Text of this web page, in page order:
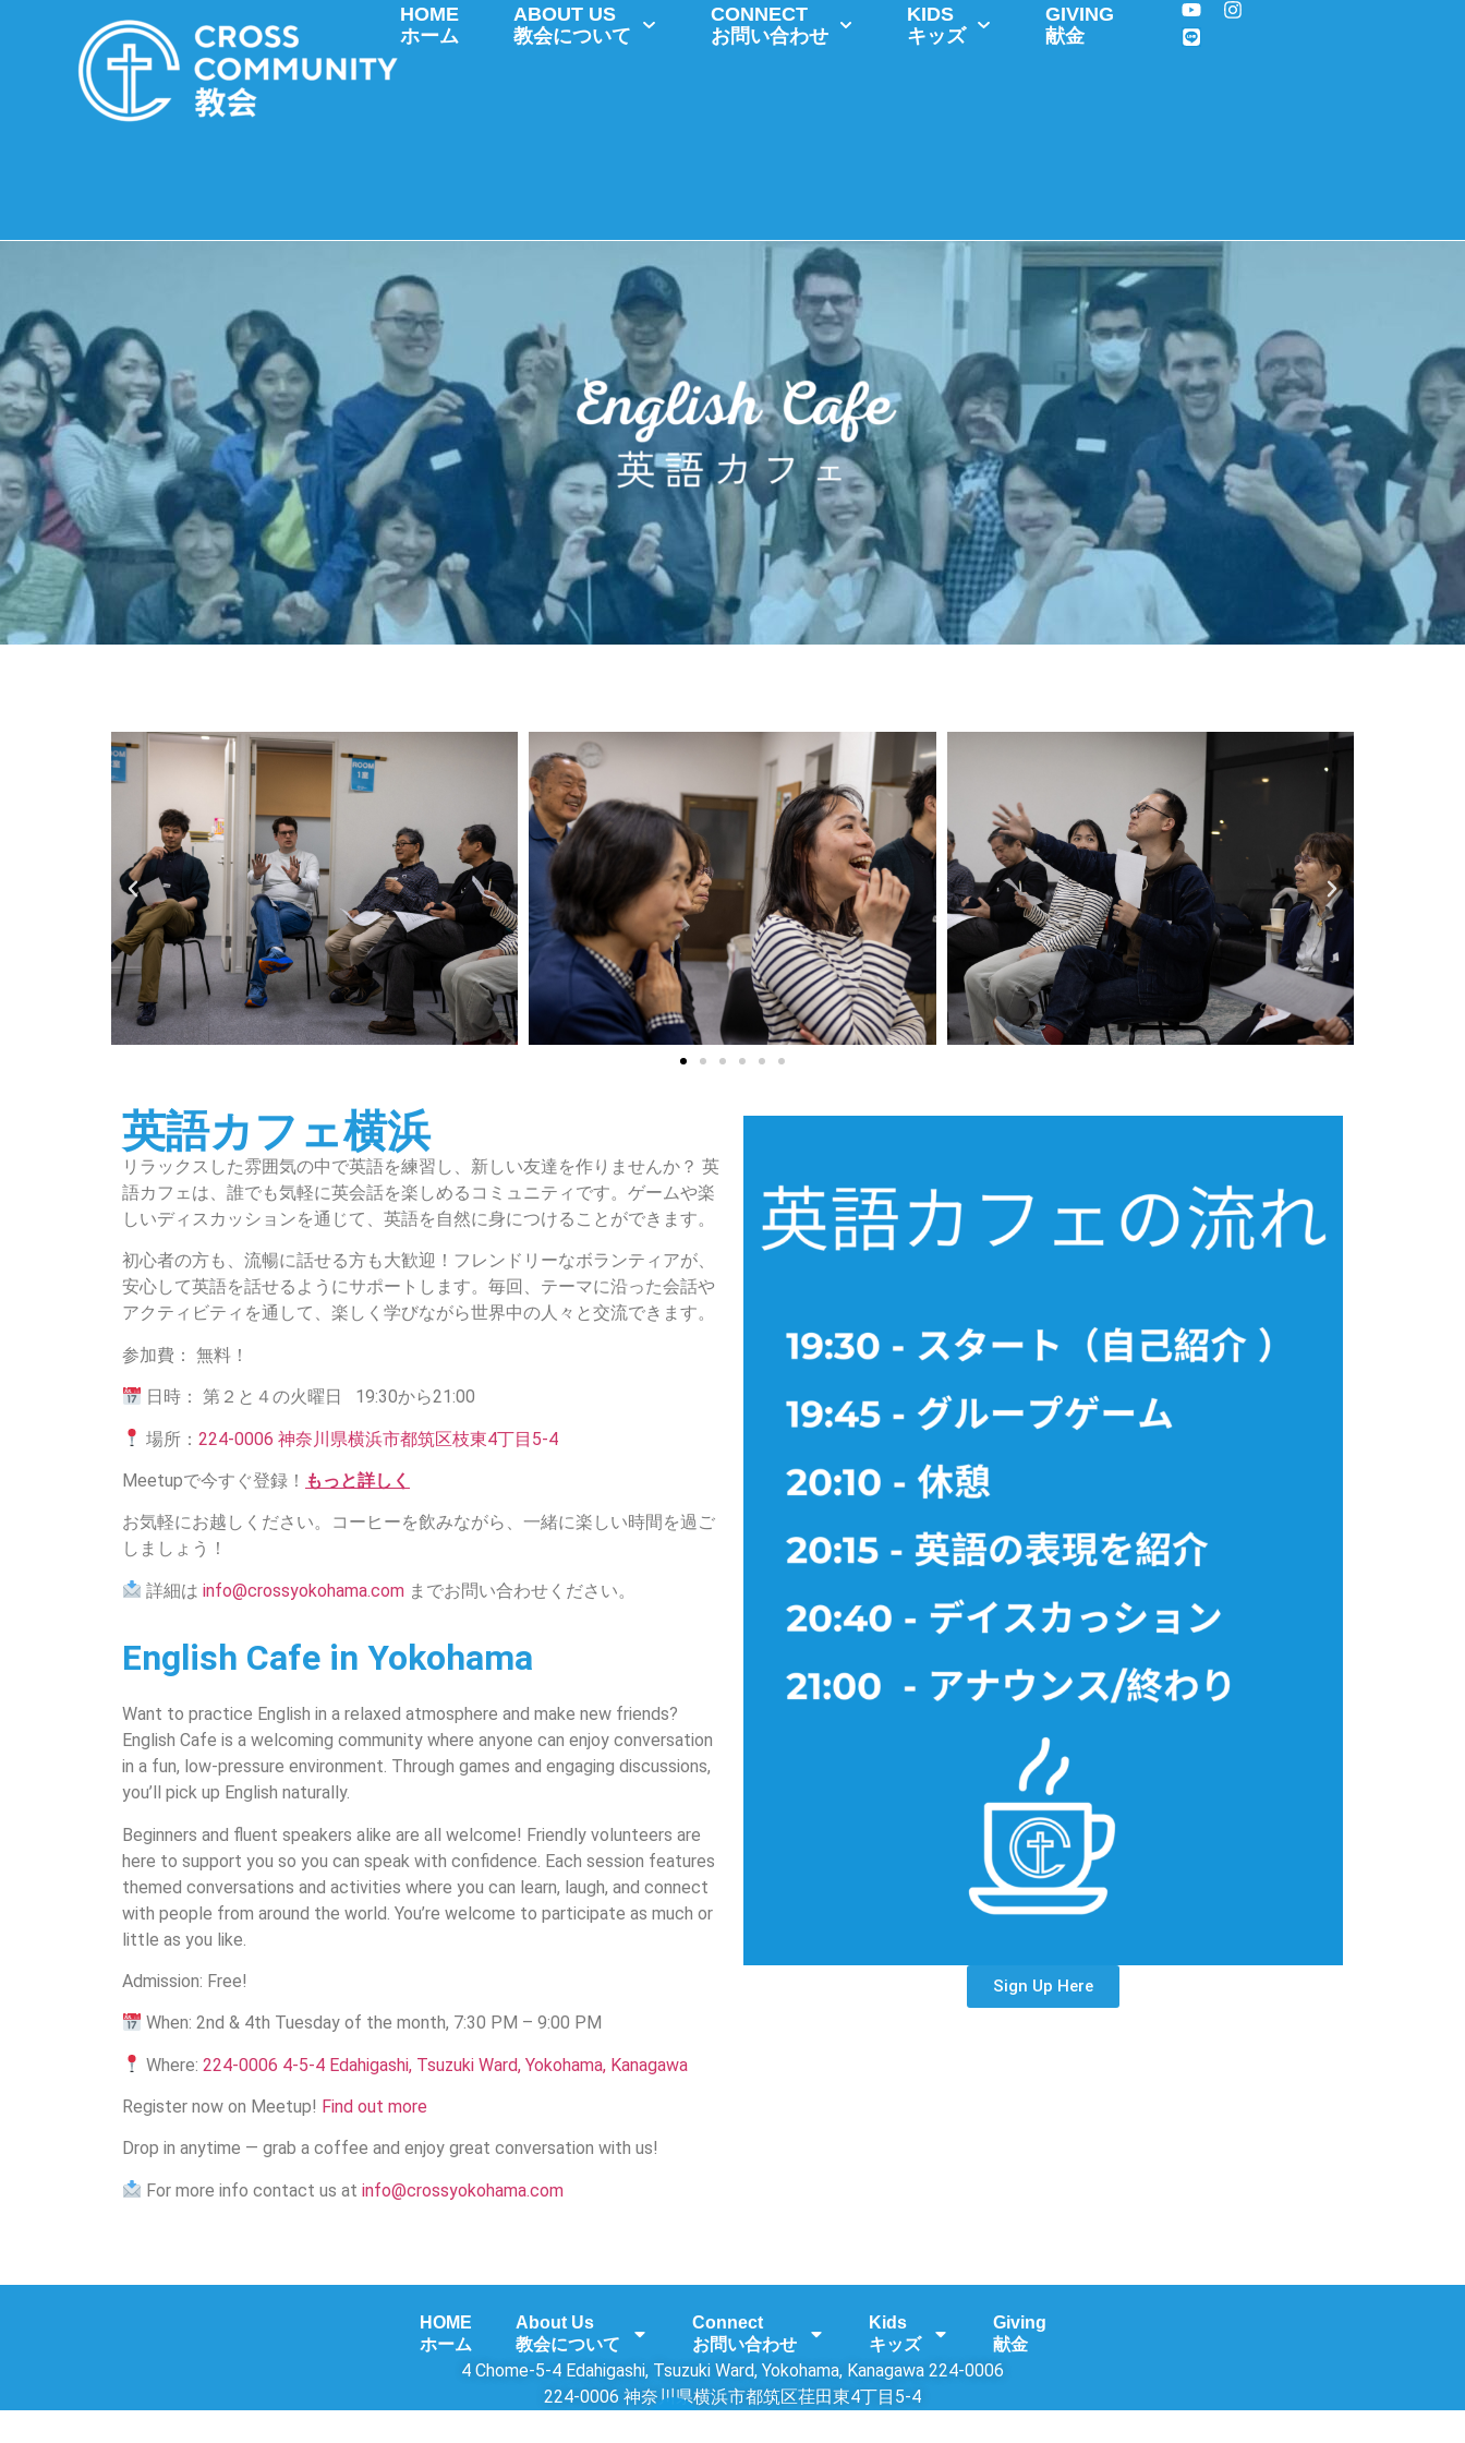
HOME
ホーム
ABOUT US
教会について
CONNECT
お問い合わせ
KIDS
キッズ
GIVING
献金
英語カフェ横浜
リラックスした雰囲気の中で英語を練習し、新しい友達を作りませんか？ 英
語カフェは、誰でも気軽に英会話を楽しめるコミュニティです。ゲームや楽
しいディスカッションを通じて、英語を自然に身につけることができます。
初心者の方も、流暢に話せる方も大歓迎！フレンドリーなボランティアが、
安心して英語を話せるようにサポートします。毎回、テーマに沿った会話や
アクティビティを通して、楽しく学びながら世界中の人々と交流できます。
参加費： 無料！
日時： 第２と４の火曜日 19:30から21:00
場所：224-0006 神奈川県横浜市都筑区枝東4丁目5-4
Meetupで今すぐ登録！ もっと詳しく
お気軽にお越しください。コーヒーを飲みながら、一緒に楽しい時間を過ご
しましょう！
詳細はinfo@crossyokohama.com までお問い合わせください。
English Cafe in Yokohama
Want to practice English in a relaxed atmosphere and make new friends?
English Cafe is a welcoming community where anyone can enjoy conversation
in a fun, low-pressure environment. Through games and engaging discussions,
you’ll pick up English naturally.
Beginners and fluent speakers alike are all welcome! Friendly volunteers are
here to support you so you can speak with confidence. Each session features
themed conversations and activities where you can learn, laugh, and connect
with people from around the world. You’re welcome to participate as much or
little as you like.
Admission: Free!
When: 2nd & 4th Tuesday of the month, 7:30 PM – 9:00 PM
Where:224-0006 4-5-4 Edahigashi, Tsuzuki Ward, Yokohama, Kanagawa
Register now on Meetup! Find out more
Drop in anytime — grab a coffee and enjoy great conversation with us!
For more info contact us atinfo@crossyokohama.com
Sign Up Here
HOME
ホーム
About Us
教会について
Connect
お問い合わせ
Kids
キッズ
Giving
献金
4 Chome-5-4 Edahigashi, Tsuzuki Ward, Yokohama, Kanagawa 224-0006
224-0006 神奈川県横浜市都筑区荏田東4丁目5-4